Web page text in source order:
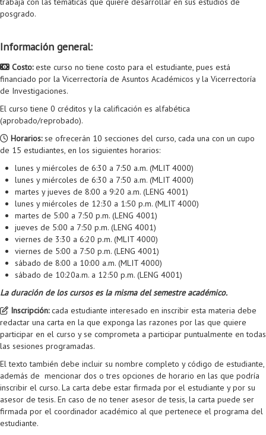
posgrado.
Información general:
Costo:este curso no tiene costo para el estudiante, pues está
financiado por la Vicerrectoría de Asuntos Académicos y la Vicerrectoría
de Investigaciones.
El curso tiene 0 créditos y la calificación es alfabética
(aprobado/reprobado).
Horarios:se ofrecerán 10 secciones del curso, cada una con un cupo
de 15 estudiantes, en los siguientes horarios:
lunes y miércoles de 6:30 a 7:50 a.m. (MLIT 4000)
lunes y miércoles de 6:30 a 7:50 a.m. (MLIT 4000)
martes y jueves de 8:00 a 9:20 a.m. (LENG 4001)
lunes y miércoles de 12:30 a 1:50 p.m. (MLIT 4000)
martes de 5:00 a 7:50 p.m. (LENG 4001)
jueves de 5:00 a 7:50 p.m. (LENG 4001)
viernes de 3:30 a 6:20 p.m. (MLIT 4000)
viernes de 5:00 a 7:50 p.m. (LENG 4001)
sábado de 8:00 a 10:00 a.m. (MLIT 4000)
sábado de 10:20a.m. a 12:50 p.m. (LENG 4001)
La duración de los cursos es la misma del semestre académico.
Inscripción:cada estudiante interesado en inscribir esta materia debe
redactar una carta en la que exponga las razones por las que quiere
participar en el curso y se comprometa a participar puntualmente en todas
las sesiones programadas.
El texto también debe incluir su nombre completo y código de estudiante,
además de mencionar dos o tres opciones de horario en las que podría
inscribir el curso. La carta debe estar firmada por el estudiante y por su
asesor de tesis. En caso de no tener asesor de tesis, la carta puede ser
firmada por el coordinador académico al que pertenece el programa del
estudiante.
Proyecto de grado
Reintegro
Retiro voluntario
Transferencia
Tarifas
Grado